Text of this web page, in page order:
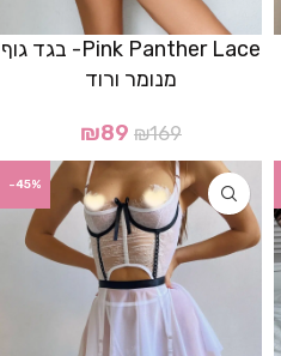
Pink Panther Lace- בגד גוף
מנומר ורוד
₪169
₪89
-45%